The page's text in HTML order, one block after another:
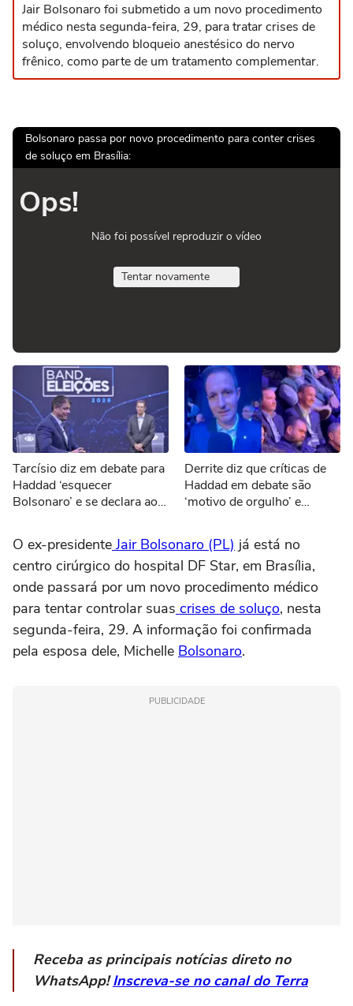
Jair Bolsonaro foi submetido a um novo procedimento
médico nesta segunda-feira, 29, para tratar crises de
soluço, envolvendo bloqueio anestésico do nervo
frênico, como parte de um tratamento complementar.
Bolsonaro passa por novo procedimento para conter crises
de soluço em Brasília:
Ops!
Não foi possível reproduzir o vídeo
Tentar novamente
Tarcísio diz em debate para
Haddad ‘esquecer
Bolsonaro’ e se declara ao
Derrite diz que críticas de
Haddad em debate são
‘motivo de orgulho’ e
desespero’
O ex-presidente Jair Bolsonaro (PL) já está no
centro cirúrgico do hospital DF Star, em Brasília,
onde passará por um novo procedimento médico
para tentar controlar suas crises de soluço, nesta
segunda-feira, 29. A informação foi confirmada
pela esposa dele, Michelle Bolsonaro.
PUBLICIDADE
Receba as principais notícias direto no
WhatsApp!Inscreva-se no canal do Terra